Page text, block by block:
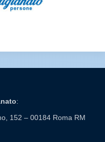
:
152 – 00184 Roma RM